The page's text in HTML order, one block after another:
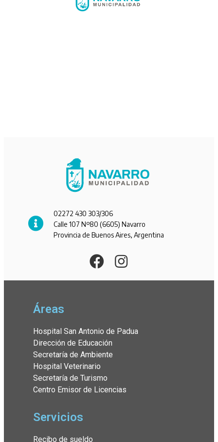
02272 430 303/306
Calle 107 Nº80 (6605) Navarro
Provincia de Buenos Aires, Argentina
Áreas
Hospital San Antonio de Padua
Dirección de Educación
Secretaría de Ambiente
Hospital Veterinario
Secretaría de Turismo
Centro Emisor de Licencias
Servicios
Recibo de sueldo